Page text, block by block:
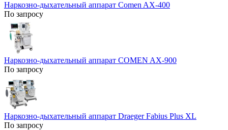
Наркозно-дыхательный аппарат Comen AX-400
По запросу
Наркозно-дыхательный аппарат COMEN AX-900
По запросу
Наркозно-дыхательный аппарат Draeger Fabius Plus XL
По запросу